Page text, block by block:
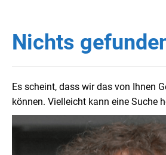
Nichts
Es scheint, dass wir das von Ihnen
können. Vielleicht kann eine Suche